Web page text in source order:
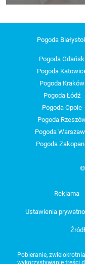
Pogoda
Pogoda Gdańsk
Pogoda
Pogoda Kraków
Pogoda Łódź
Pogoda Opole
Pogoda
Pogoda
Pogoda
©
Reklama
Ustawienia
Pobieranie,
wykorzystywanie treści